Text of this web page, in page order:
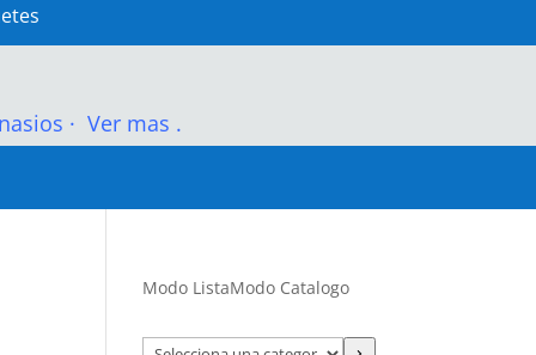
· Ver mas .
Modo ListaModo Catalogo
Selecciona